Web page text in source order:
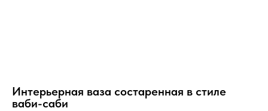
Интерьерная ваза состаренная в стиле
ваби-саби